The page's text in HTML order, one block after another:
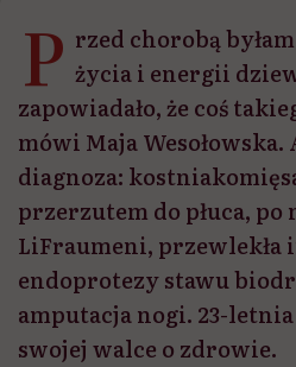
P rzed chorobą
życia i energii
zapowiadało, że coś
mówi Maja Wesołowska.
diagnoza:
przerzutem do płuca, po
LiFraumeni, przewlekła
endoprotezy stawu
amputacja nogi. 23-
swojej walce o zdrowie.